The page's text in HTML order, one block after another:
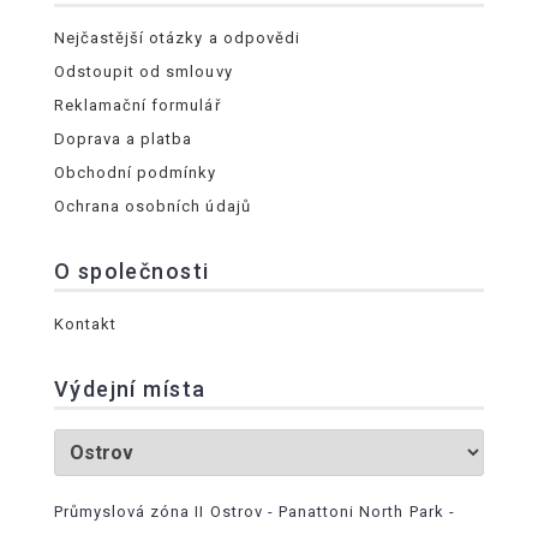
Nejčastější otázky a odpovědi
Odstoupit od smlouvy
Reklamační formulář
Doprava a platba
Obchodní podmínky
Ochrana osobních údajů
O společnosti
Kontakt
Výdejní místa
Průmyslová zóna II Ostrov - Panattoni North Park -